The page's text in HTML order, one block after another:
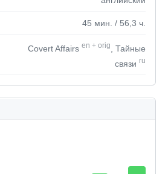
45 мин. / 56,3 ч.
Covert Affairs en + orig
, Тайные
связи ru